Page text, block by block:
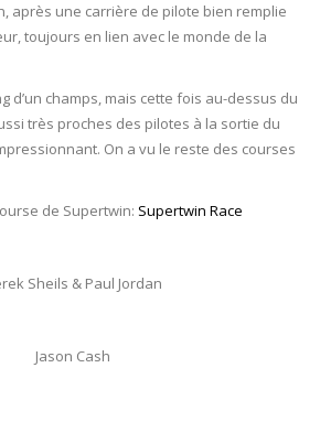
après une carrière de pilote bien remplie
toujours en lien avec le monde de la
d’un champs, mais cette fois au-dessus du
très proches des pilotes à la sortie du
On a vu le reste des courses
de Supertwin: Supertwin Race
Sheils & Paul Jordan
Jason Cash